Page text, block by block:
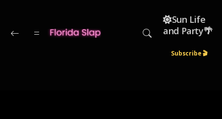
☀️Sun Life
and Party🌴
Subscribe 🎬